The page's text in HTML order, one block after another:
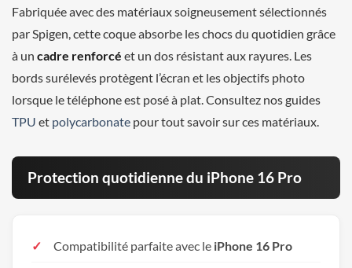
Fabriquée avec des matériaux soigneusement sélectionnés
par Spigen, cette coque absorbe les chocs du quotidien grâce
à un cadre renforcé et un dos résistant aux rayures. Les
bords surélevés protègent l’écran et les objectifs photo
lorsque le téléphone est posé à plat. Consultez nos guides
TPU et polycarbonate pour tout savoir sur ces matériaux.
Protection quotidienne du iPhone 16 Pro
Compatibilité parfaite avec le iPhone 16 Pro